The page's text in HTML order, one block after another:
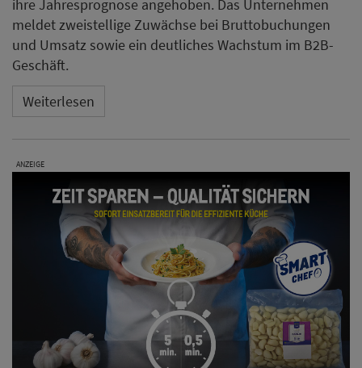
ihre Jahresprognose angehoben. Das Unternehmen
meldet zweistellige Zuwächse bei Bruttobuchungen
und Umsatz sowie ein deutliches Wachstum im B2B-
Geschäft.
Weiterlesen
ANZEIGE